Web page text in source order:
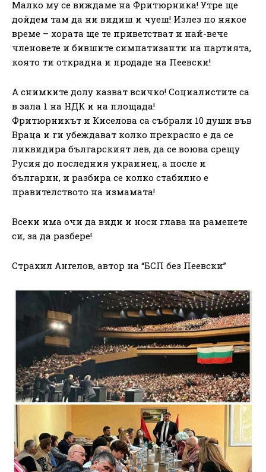
Малко му се виждаме на Фритюрника! Утре ще
дойдем там да ни видиш и чуеш! Излез по някое
време – хората ще те приветстват и най-вече
членовете и бившите симпатизанти на партията,
която ти открадна и продаде на Пеевски!
А снимките долу казват всичко! Социалистите са
в зала 1 на НДК и на площада!
Фритюрникът и Киселова са събрали 10 души във
Враца и ги убеждават колко прекрасно е да се
ликвидира българският лев, да се воюва срещу
Русия до последния украинец, а после и
българин, и разбира се колко стабилно е
правителството на измамата!
Всеки има очи да види и носи глава на раменете
си, за да разбере!
Страхил Ангелов, автор на “БСП без Пеевски”